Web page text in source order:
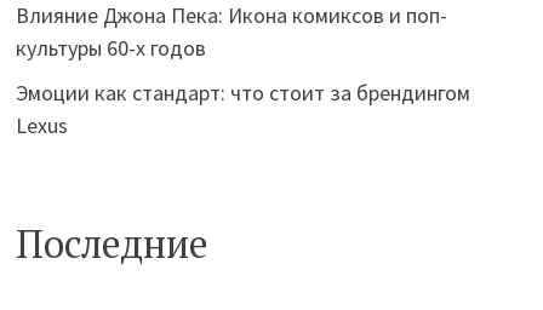
Влияние Джона Пека: Икона комиксов и поп-
культуры 60-х годов
Эмоции как стандарт: что стоит за брендингом
Lexus
Последние